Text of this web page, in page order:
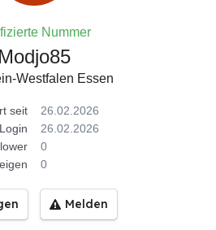
Nummer
Modjo85
Westfalen Essen
seit
26.02.2026
26.02.2026
0
0
Melden